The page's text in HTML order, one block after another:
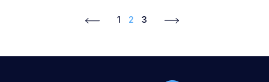
1 2 3